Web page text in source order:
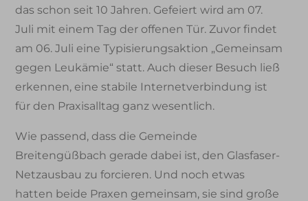
das schon seit 10 Jahren. Gefeiert wird am 07.
Juli mit einem Tag der offenen Tür. Zuvor findet
am 06. Juli eine Typisierungsaktion „Gemeinsam
gegen Leukämie“ statt. Auch dieser Besuch ließ
erkennen, eine stabile Internetverbindung ist
für den Praxisalltag ganz wesentlich.
Wie passend, dass die Gemeinde
Breitengüßbach gerade dabei ist, den Glasfaser-
Netzausbau zu forcieren. Und noch etwas
hatten beide Praxen gemeinsam, sie sind große